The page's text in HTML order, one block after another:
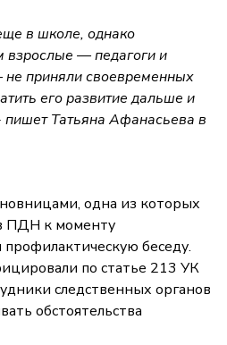
в школе, однако
взрослые — педагоги и
приняли своевременных
его развитие дальше и
пишет Татьяна Афанасьева в
одна из которых
ПДН к моменту
беседу.
по статье 213 УК
следственных органов
обстоятельства